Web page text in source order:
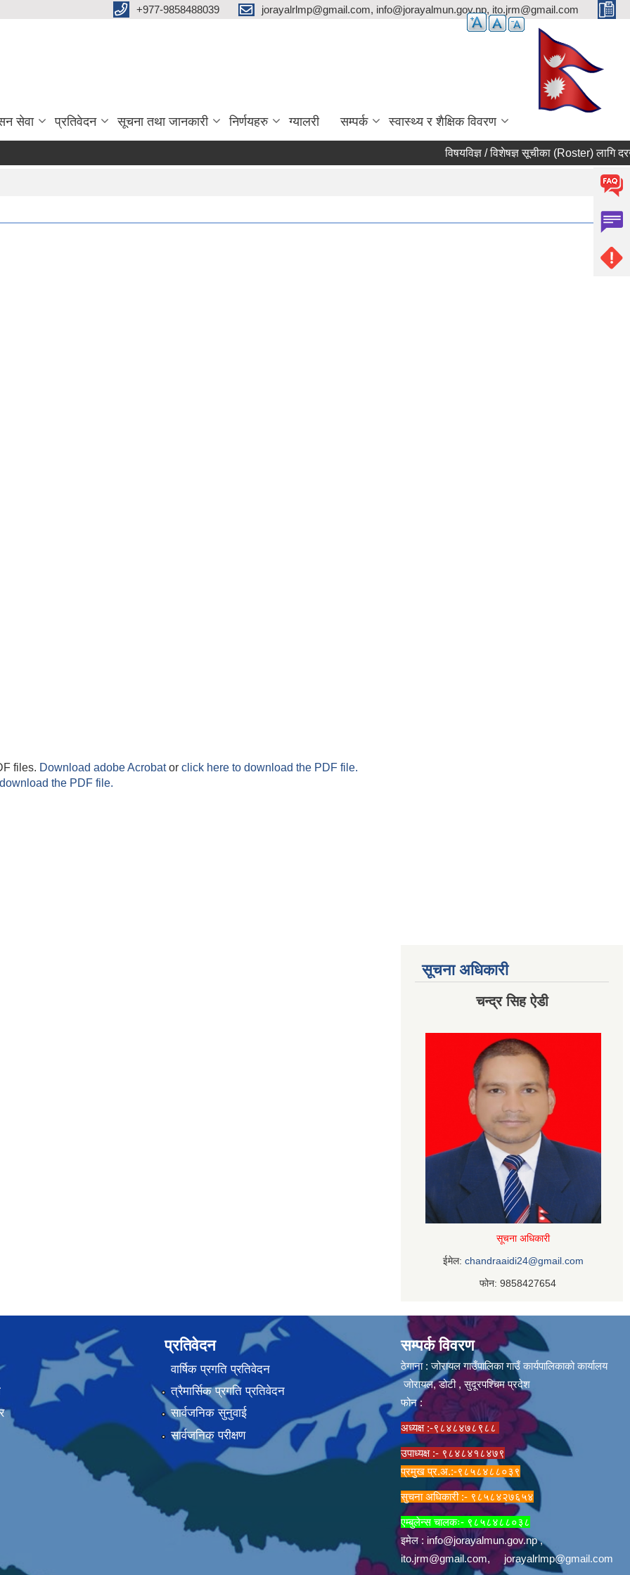
‌+977-9858488039 jorayalrlmp@gmail.com, info@jorayalmun.gov.np, ito.jrm@gmail.com
सेवा प्रतिवेदन सूचना तथा जानकारी निर्णयहरु ग्यालरी सम्पर्क स्वास्थ्य र शैक्षिक विवरण
विषयविज्ञ / विशेषज्ञ सूचीका (Roster) लागि
files. Download adobe Acrobator click here to download the PDF file.
the PDF file.
सूचना अधिकारी
चन्द्र सिह ऐडी
सूचना अधिकारी
ईमेल: chandraaidi24@gmail.com
फोन: 9858427654
प्रतिवेदन
वार्षिक प्रगति प्रतिवेदन
त्रैमार्सिक प्रगति प्रतिवेदन
सार्वजनिक सुनुवाई
सार्वजनिक परीक्षण
सम्पर्क विवरण
ठेगाना : जोरायल गाउँपालिका गाउँ कार्यपालिकाको कार्यालय
जोरायल, डोटी , सुदूरपश्चिम प्रदेश
फोन :
अध्यक्ष :-९८४८४७८९८८
उपाध्यक्ष :- ९८४८४१८४७९
प्रमुख प्र.अ.:-९८५८४८८०३९
सुचना अधिकारी :- ९८५८४२७६५४
एम्बुलेन्स चालकः- ९८५८४८८०३८
इमेल : info@jorayalmun.gov.np,
ito.jrm@gmail.com, jorayalrlmp@gmail.com